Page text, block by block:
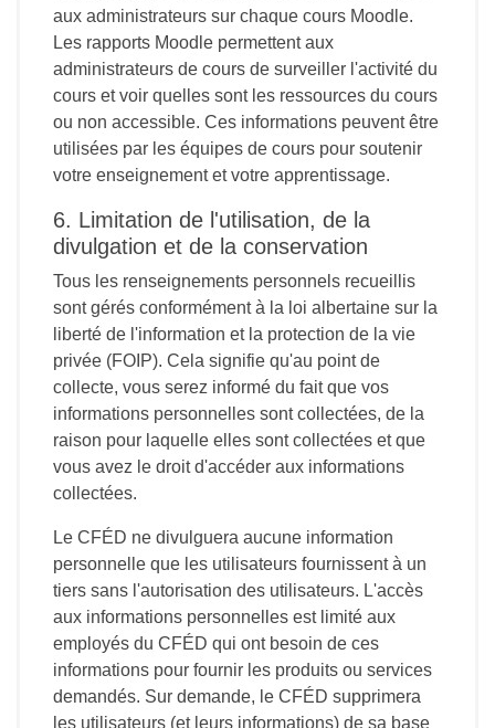
aux administrateurs sur chaque cours Moodle.
Les rapports Moodle permettent aux
administrateurs de cours de surveiller l'activité du
cours et voir quelles sont les ressources du cours
ou non accessible. Ces informations peuvent être
utilisées par les équipes de cours pour soutenir
votre enseignement et votre apprentissage.
6. Limitation de l'utilisation, de la
divulgation et de la conservation
Tous les renseignements personnels recueillis
sont gérés conformément à la loi albertaine sur la
liberté de l'information et la protection de la vie
privée (FOIP). Cela signifie qu'au point de
collecte, vous serez informé du fait que vos
informations personnelles sont collectées, de la
raison pour laquelle elles sont collectées et que
vous avez le droit d'accéder aux informations
collectées.
Le CFÉD ne divulguera aucune information
personnelle que les utilisateurs fournissent à un
tiers sans l'autorisation des utilisateurs. L'accès
aux informations personnelles est limité aux
employés du CFÉD qui ont besoin de ces
informations pour fournir les produits ou services
demandés. Sur demande, le CFÉD supprimera
les utilisateurs (et leurs informations) de sa base